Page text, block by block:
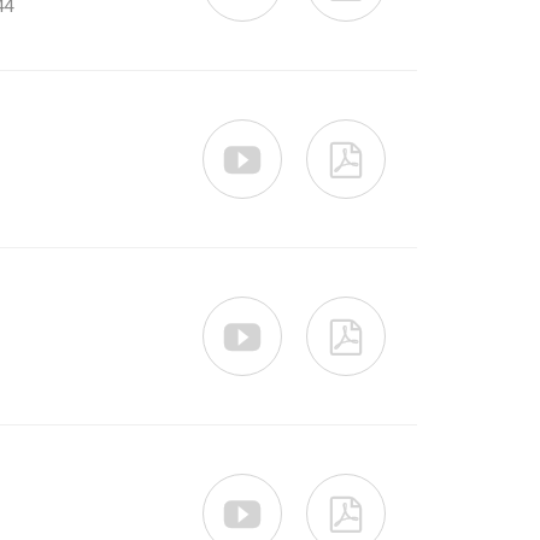
 
 
 